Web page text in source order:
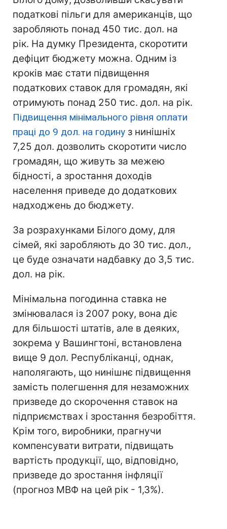
податкові пільги для американців, що
заробляють понад 450 тис. дол. на
рік. На думку Президента, скоротити
дефіцит бюджету можна. Одним із
кроків має стати підвищення
податкових ставок для громадян, які
отримують понад 250 тис. дол. на рік.
Підвищення мінімального рівня оплати
праці до 9 дол. на годину з нинішніх
7,25 дол. дозволить скоротити число
громадян, що живуть за межею
бідності, а зростання доходів
населення приведе до додаткових
надходжень до бюджету.
За розрахунками Білого дому, для
сімей, які заробляють до 30 тис. дол.,
це буде означати надбавку до 3,5 тис.
дол. на рік.
Мінімальна погодинна ставка не
змінювалася із 2007 року, вона діє
для більшості штатів, але в деяких,
зокрема у Вашингтоні, встановлена ​​
вище 9 дол. Республіканці, однак,
наполягають, що нинішнє підвищення
замість полегшення для незаможних
призведе до скорочення ставок на
підприємствах і зростання безробіття.
Крім того, виробники, прагнучи
компенсувати витрати, підвищать
вартість продукції, що, відповідно,
призведе до зростання інфляції
(прогноз МВФ на цей рік - 1,3%).